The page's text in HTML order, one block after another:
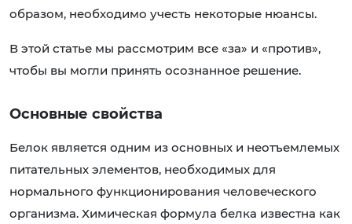
образом, необходимо учесть некоторые нюансы.
В этой статье мы рассмотрим все «за» и «против»,
чтобы вы могли принять осознанное решение.
Основные свойства
Белок является одним из основных и неотъемлемых
питательных элементов, необходимых для
нормального функционирования человеческого
организма. Химическая формула белка известна как